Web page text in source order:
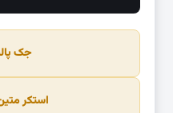
جک
استکر